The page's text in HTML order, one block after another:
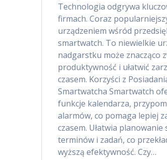
Technologia odgrywa
firmach. Coraz
urządzeniem wśród
smartwatch. To niewielkie
nadgarstku może znacząco
produktywność i ułatwić
czasem. Korzyści z
Smartwatcha Smartwatch
funkcje kalendarza,
alarmów, co pomaga lepiej
czasem. Ułatwia planowanie
terminów i zadań, co
wyższą efektywność. Czy…